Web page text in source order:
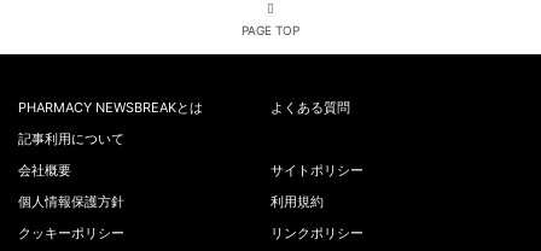
PAGE TOP
PHARMACY NEWSBREAKとは
よくある質問
記事利用について
会社概要
サイトポリシー
個人情報保護方針
利用規約
クッキーポリシー
リンクポリシー